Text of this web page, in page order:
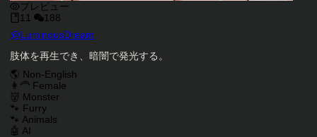
プレビュー
11
188
キャラクタークリエイター
@LuminousDream
キャラクター説明
肢体を再生でき、暗闇で発光する。
キャラクタータグ
🌎 Non-English
👩‍🦰 Female
👹 Monster
🐾 Furry
🐾 Animals
🤖 AI